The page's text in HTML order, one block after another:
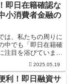
即日在籍確認な
小消費者金融の
は、私たちの周りに
中でも「即日在籍確
注目を浴びていま
ね備え、大手...2025.05.19
利！即日融資サ